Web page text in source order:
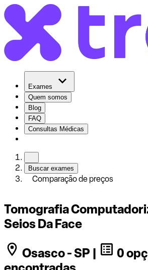
Exames
Quem somos
Blog
FAQ
Consultas Médicas
Buscar exames
Comparação de preços
Tomografia
Seios Da Face
Osasco - SP |
0